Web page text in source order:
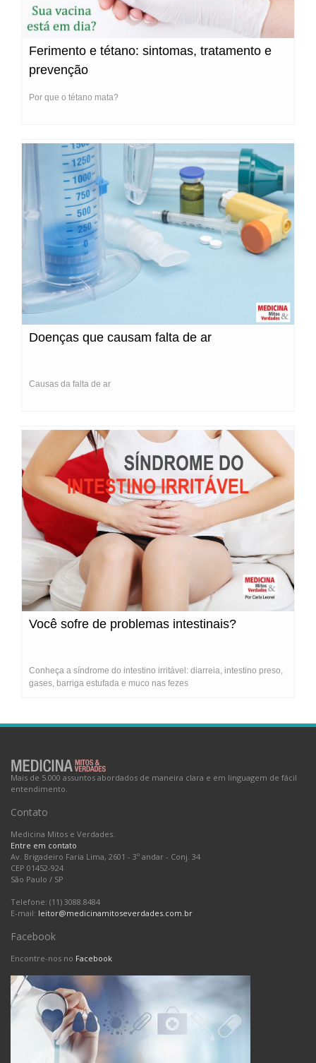
Ferimento e tétano: sintomas, tratamento e
prevenção
Por que o tétano mata?
Doenças que causam falta de ar
Causas da falta de ar
Você sofre de problemas intestinais?
Conheça a síndrome do intestino irritável: diarreia, intestino preso,
gases, barriga estufada e muco nas fezes
Mais de 5.000 assuntos abordados de maneira clara e em linguagem de fácil
entendimento.
Contato
Medicina Mitos e Verdades.
Entre em contato
Av. Brigadeiro Faria Lima, 2601 - 3º andar - Conj. 34
CEP 01452-924
São Paulo / SP
Telefone: (11) 3088.8484
E-mail: leitor@medicinamitoseverdades.com.br
Facebook
Encontre-nos no Facebook